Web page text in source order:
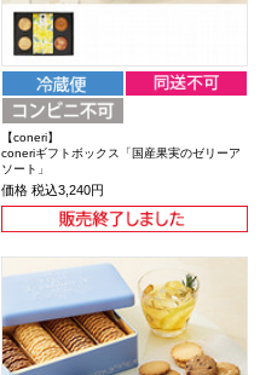
【coneri】
coneriギフトボックス「国産果実のゼリーア
ソート」
価格 税込3,240円